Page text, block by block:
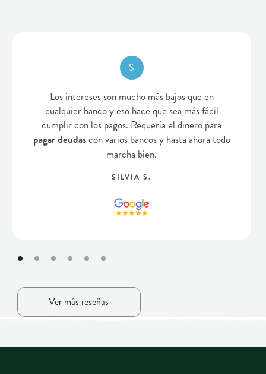
S
Los intereses son mucho más bajos que en
cualquier banco y eso hace que sea más fácil
cumplir con los pagos. Requería el dinero para
pagar deudascon varios bancos y hasta ahora todo
marcha bien.
SILVIA S.
Ver más reseñas